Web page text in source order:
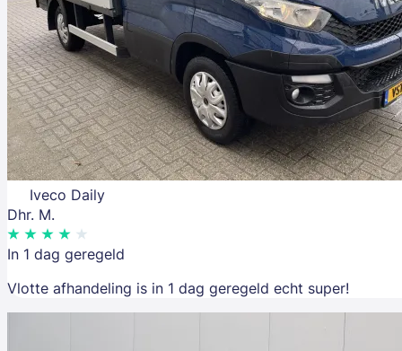
Iveco Daily
Dhr. M.
In 1 dag geregeld
Vlotte afhandeling is in 1 dag geregeld echt super!